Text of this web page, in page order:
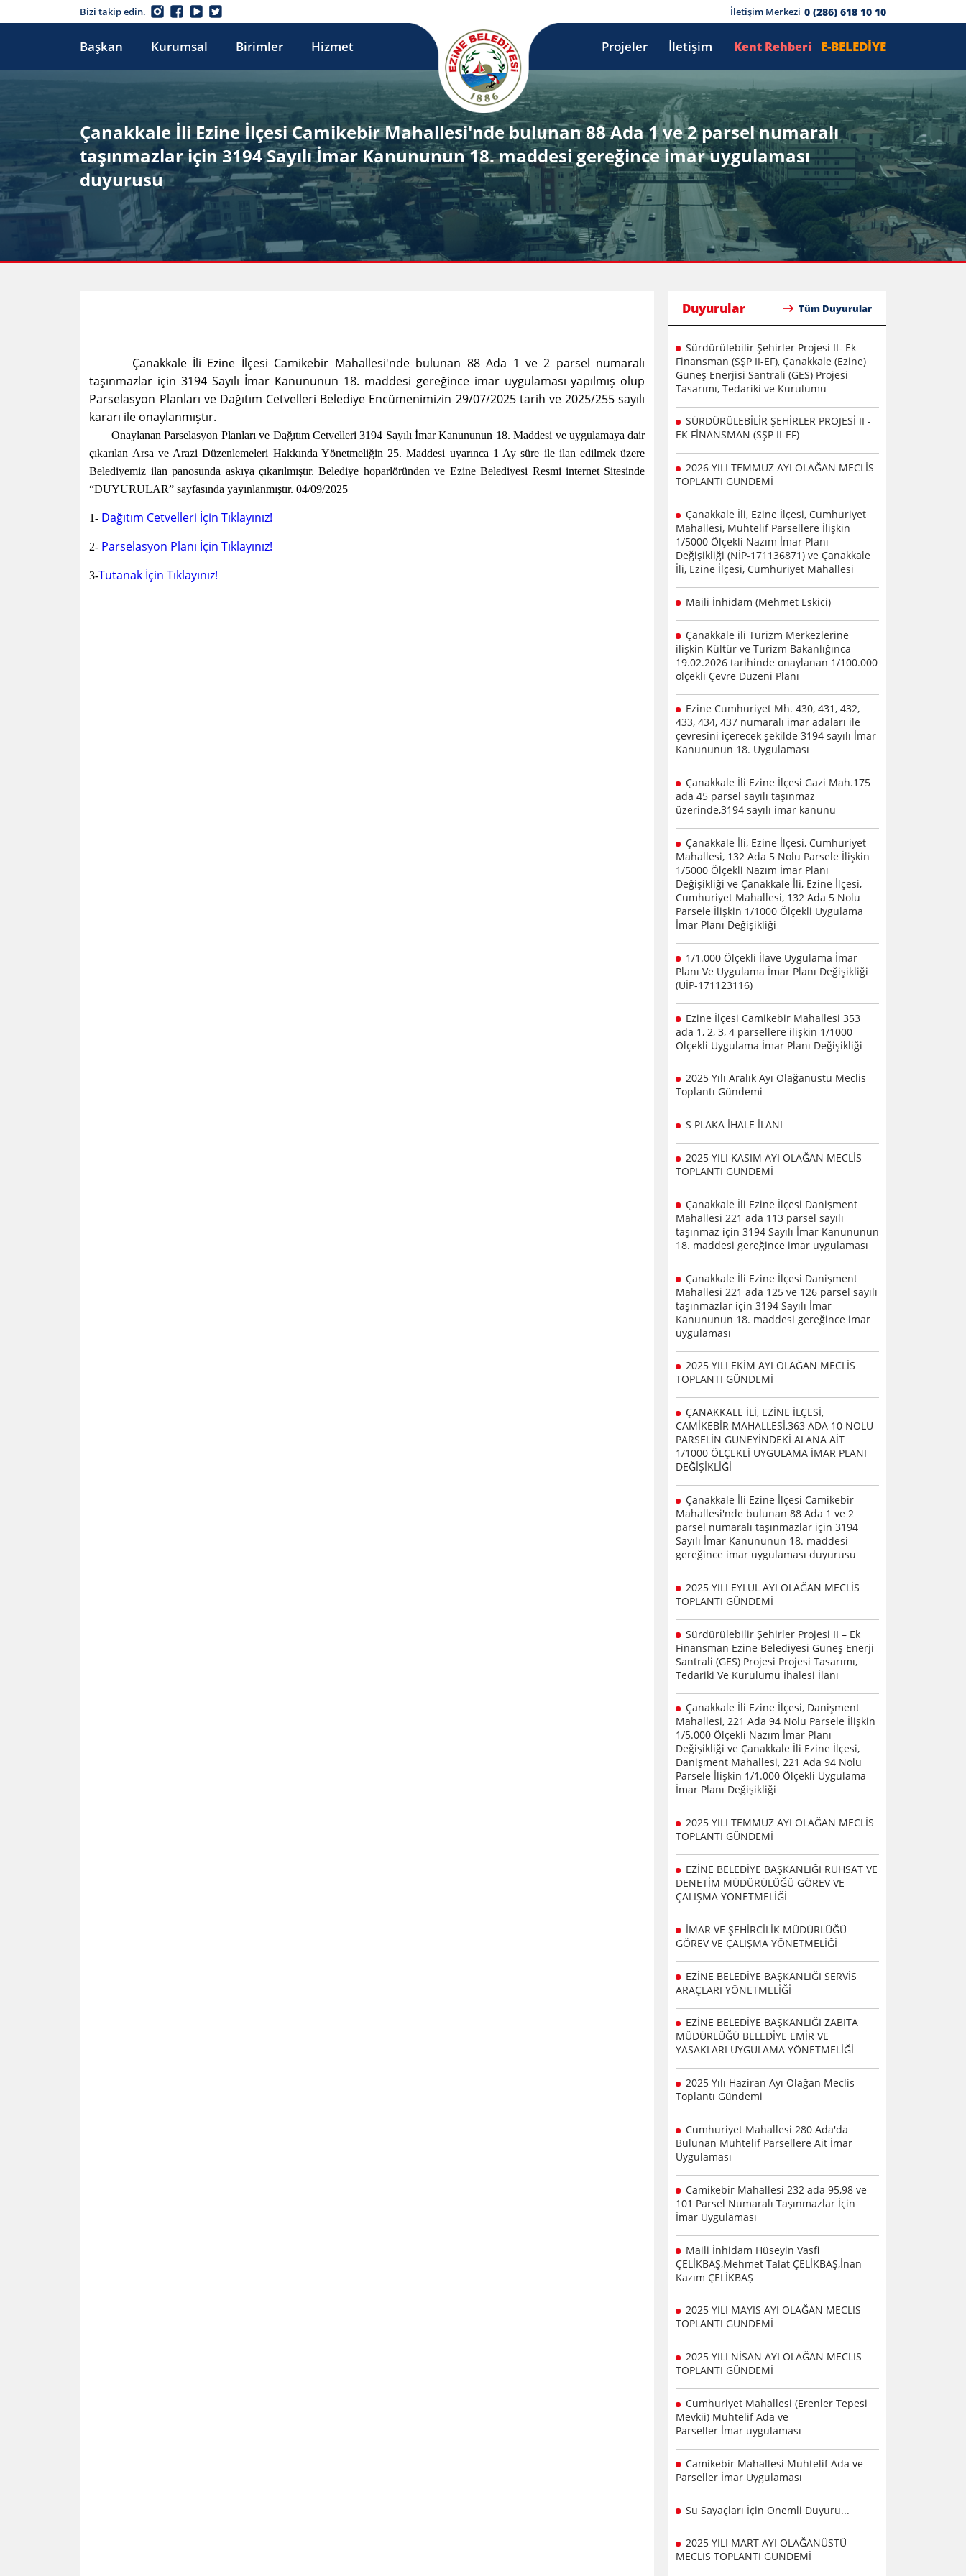
Bizi takip edin. İletişim Merkezi 0 (286) 618 10 10
Başkan Kurumsal Birimler Hizmet Projeler İletişim Kent Rehberi E-BELEDİYE
Çanakkale İli Ezine İlçesi Camikebir Mahallesi'nde bulunan 88 Ada 1 ve 2 parsel numaralı
taşınmazlar için 3194 Sayılı İmar Kanununun 18. maddesi gereğince imar uygulaması
duyurusu
Çanakkale İli Ezine İlçesi Camikebir Mahallesi'nde bulunan 88 Ada 1 ve 2 parsel numaralı
taşınmazlar için 3194 Sayılı İmar Kanununun 18. maddesi gereğince imar uygulaması yapılmış olup
Parselasyon Planları ve Dağıtım Cetvelleri Belediye Encümenimizin 29/07/2025 tarih ve 2025/255 sayılı
kararı ile onaylanmıştır.
Onaylanan Parselasyon Planları ve Dağıtım Cetvelleri 3194 Sayılı İmar Kanununun 18. Maddesi ve uygulamaya dair
çıkarılan Arsa ve Arazi Düzenlemeleri Hakkında Yönetmeliğin 25. Maddesi uyarınca 1 Ay süre ile ilan edilmek üzere
Belediyemiz ilan panosunda askıya çıkarılmıştır. Belediye hoparlöründen ve Ezine Belediyesi Resmi internet Sitesinde
“DUYURULAR” sayfasında yayınlanmıştır. 04/09/2025
1- Dağıtım Cetvelleri İçin Tıklayınız!
2- Parselasyon Planı İçin Tıklayınız!
3-Tutanak İçin Tıklayınız!
Duyurular Tüm Duyurular
Sürdürülebilir Şehirler Projesi II- Ek
Finansman (SŞP II-EF), Çanakkale (Ezine)
Güneş Enerjisi Santrali (GES) Projesi
Tasarımı, Tedariki ve Kurulumu
SÜRDÜRÜLEBİLİR ŞEHİRLER PROJESİ II -
EK FİNANSMAN (SŞP II-EF)
2026 YILI TEMMUZ AYI OLAĞAN MECLİS
TOPLANTI GÜNDEMİ
Çanakkale İli, Ezine İlçesi, Cumhuriyet
Mahallesi, Muhtelif Parsellere İlişkin
1/5000 Ölçekli Nazım İmar Planı
Değişikliği (NİP-171136871) ve Çanakkale
İli, Ezine İlçesi, Cumhuriyet Mahallesi
Maili İnhidam (Mehmet Eskici)
Çanakkale ili Turizm Merkezlerine
ilişkin Kültür ve Turizm Bakanlığınca
19.02.2026 tarihinde onaylanan 1/100.000
ölçekli Çevre Düzeni Planı
Ezine Cumhuriyet Mh. 430, 431, 432,
433, 434, 437 numaralı imar adaları ile
çevresini içerecek şekilde 3194 sayılı İmar
Kanununun 18. Uygulaması
Çanakkale İli Ezine İlçesi Gazi Mah.175
ada 45 parsel sayılı taşınmaz
üzerinde,3194 sayılı imar kanunu
Çanakkale İli, Ezine İlçesi, Cumhuriyet
Mahallesi, 132 Ada 5 Nolu Parsele İlişkin
1/5000 Ölçekli Nazım İmar Planı
Değişikliği ve Çanakkale İli, Ezine İlçesi,
Cumhuriyet Mahallesi, 132 Ada 5 Nolu
Parsele İlişkin 1/1000 Ölçekli Uygulama
İmar Planı Değişikliği
1/1.000 Ölçekli İlave Uygulama İmar
Planı Ve Uygulama İmar Planı Değişikliği
(UİP-171123116)
Ezine İlçesi Camikebir Mahallesi 353
ada 1, 2, 3, 4 parsellere ilişkin 1/1000
Ölçekli Uygulama İmar Planı Değişikliği
2025 Yılı Aralık Ayı Olağanüstü Meclis
Toplantı Gündemi
S PLAKA İHALE İLANI
2025 YILI KASIM AYI OLAĞAN MECLİS
TOPLANTI GÜNDEMİ
Çanakkale İli Ezine İlçesi Danişment
Mahallesi 221 ada 113 parsel sayılı
taşınmaz için 3194 Sayılı İmar Kanununun
18. maddesi gereğince imar uygulaması
Çanakkale İli Ezine İlçesi Danişment
Mahallesi 221 ada 125 ve 126 parsel sayılı
taşınmazlar için 3194 Sayılı İmar
Kanununun 18. maddesi gereğince imar
uygulaması
2025 YILI EKİM AYI OLAĞAN MECLİS
TOPLANTI GÜNDEMİ
ÇANAKKALE İLİ, EZİNE İLÇESİ,
CAMİKEBİR MAHALLESİ,363 ADA 10 NOLU
PARSELİN GÜNEYİNDEKİ ALANA AİT
1/1000 ÖLÇEKLİ UYGULAMA İMAR PLANI
DEĞİŞİKLİĞİ
Çanakkale İli Ezine İlçesi Camikebir
Mahallesi'nde bulunan 88 Ada 1 ve 2
parsel numaralı taşınmazlar için 3194
Sayılı İmar Kanununun 18. maddesi
gereğince imar uygulaması duyurusu
2025 YILI EYLÜL AYI OLAĞAN MECLİS
TOPLANTI GÜNDEMİ
Sürdürülebilir Şehirler Projesi II – Ek
Finansman Ezine Belediyesi Güneş Enerji
Santrali (GES) Projesi Projesi Tasarımı,
Tedariki Ve Kurulumu İhalesi İlanı
Çanakkale İli Ezine İlçesi, Danişment
Mahallesi, 221 Ada 94 Nolu Parsele İlişkin
1/5.000 Ölçekli Nazım İmar Planı
Değişikliği ve Çanakkale İli Ezine İlçesi,
Danişment Mahallesi, 221 Ada 94 Nolu
Parsele İlişkin 1/1.000 Ölçekli Uygulama
İmar Planı Değişikliği
2025 YILI TEMMUZ AYI OLAĞAN MECLİS
TOPLANTI GÜNDEMİ
EZİNE BELEDİYE BAŞKANLIĞI RUHSAT VE
DENETİM MÜDÜRÜLÜĞÜ GÖREV VE
ÇALIŞMA YÖNETMELİĞİ
İMAR VE ŞEHİRCİLİK MÜDÜRLÜĞÜ
GÖREV VE ÇALIŞMA YÖNETMELİĞİ
EZİNE BELEDİYE BAŞKANLIĞI SERVİS
ARAÇLARI YÖNETMELİĞİ
EZİNE BELEDİYE BAŞKANLIĞI ZABITA
MÜDÜRLÜĞÜ BELEDİYE EMİR VE
YASAKLARI UYGULAMA YÖNETMELİĞİ
2025 Yılı Haziran Ayı Olağan Meclis
Toplantı Gündemi
Cumhuriyet Mahallesi 280 Ada'da
Bulunan Muhtelif Parsellere Ait İmar
Uygulaması
Camikebir Mahallesi 232 ada 95,98 ve
101 Parsel Numaralı Taşınmazlar İçin
İmar Uygulaması
Maili İnhidam Hüseyin Vasfi
ÇELİKBAŞ,Mehmet Talat ÇELİKBAŞ,İnan
Kazım ÇELİKBAŞ
2025 YILI MAYIS AYI OLAĞAN MECLIS
TOPLANTI GÜNDEMİ
2025 YILI NİSAN AYI OLAĞAN MECLIS
TOPLANTI GÜNDEMİ
Cumhuriyet Mahallesi (Erenler Tepesi
Mevkii) Muhtelif Ada ve
Parseller İmar uygulaması
Camikebir Mahallesi Muhtelif Ada ve
Parseller İmar Uygulaması
Su Sayaçları İçin Önemli Duyuru...
2025 YILI MART AYI OLAĞANÜSTÜ
MECLIS TOPLANTI GÜNDEMİ